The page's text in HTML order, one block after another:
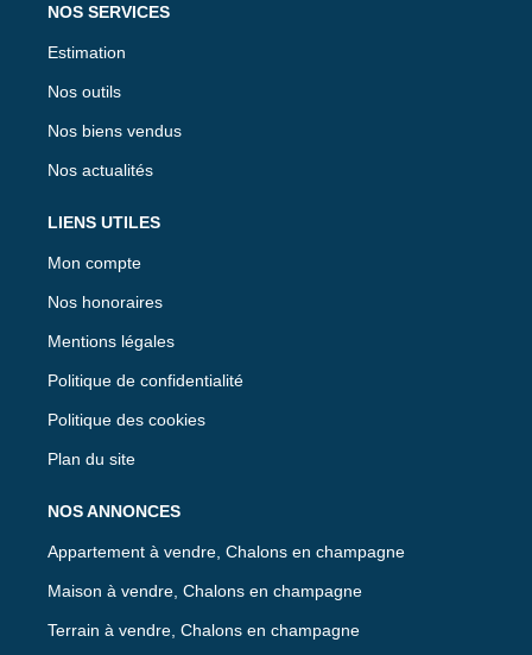
NOS SERVICES
Estimation
Nos outils
Nos biens vendus
Nos actualités
LIENS UTILES
Mon compte
Nos honoraires
Mentions légales
Politique de confidentialité
Politique des cookies
Plan du site
NOS ANNONCES
Appartement à vendre, Chalons en champagne
Maison à vendre, Chalons en champagne
Terrain à vendre, Chalons en champagne